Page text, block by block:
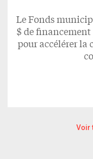
Le Fonds
$ de
pour accélérer la
Voir